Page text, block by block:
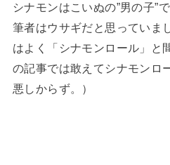
シナモンはこいぬの”男の子”
筆者はウサギだと思っていま
はよく「シナモンロール」と
の記事では敢えてシナモンロ
悪しからず。）